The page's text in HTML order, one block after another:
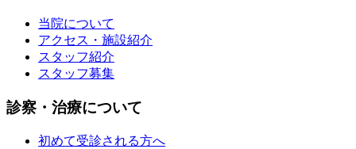
当院について
アクセス・施設紹介
スタッフ紹介
スタッフ募集
診察・治療について
初めて受診される方へ